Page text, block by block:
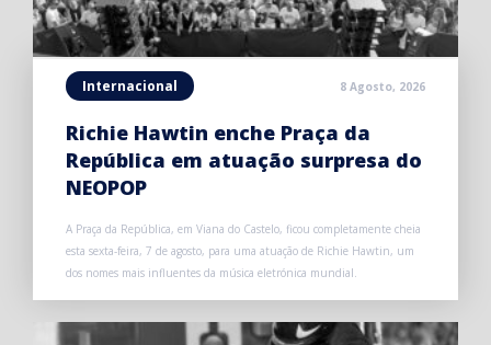
Internacional 8 Agosto, 2026
Richie Hawtin enche Praça da
República em atuação surpresa do
NEOPOP
A Praça da República, em Viana do Castelo, ficou completamente cheia
esta sexta-feira, 7 de agosto, para uma atuação de Richie Hawtin, um
dos nomes mais influentes da música eletrónica mundial.